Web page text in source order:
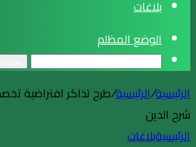
بلاغات
الوضع المظلم
الرئيسية/الرئيسية/طرح تذاكر افتراضية
شرح الدين
الرئيسيةبلاغات